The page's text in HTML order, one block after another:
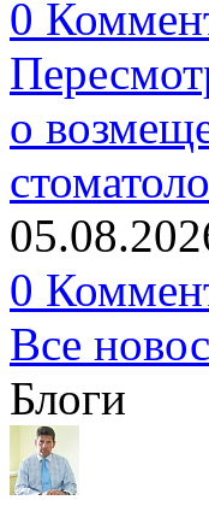
0
о
0
Все
Блоги